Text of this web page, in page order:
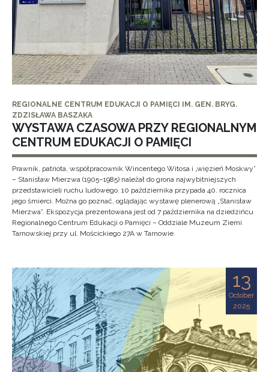
REGIONALNE CENTRUM EDUKACJI O PAMIĘCI IM. GEN. BRYG.
ZDZISŁAWA BASZAKA
WYSTAWA CZASOWA PRZY REGIONALNYM
CENTRUM EDUKACJI O PAMIĘCI
Prawnik, patriota, współpracownik Wincentego Witosa i „więzień Moskwy”
– Stanisław Mierzwa (1905–1985) należał do grona najwybitniejszych
przedstawicieli ruchu ludowego. 10 października przypada 40. rocznica
jego śmierci. Można go poznać, oglądając wystawę plenerową „Stanisław
Mierzwa”. Ekspozycja prezentowana jest od 7 października na dziedzińcu
Regionalnego Centrum Edukacji o Pamięci – Oddziale Muzeum Ziemi
Tarnowskiej przy ul. Mościckiego 27A w Tarnowie.
13
October
2025